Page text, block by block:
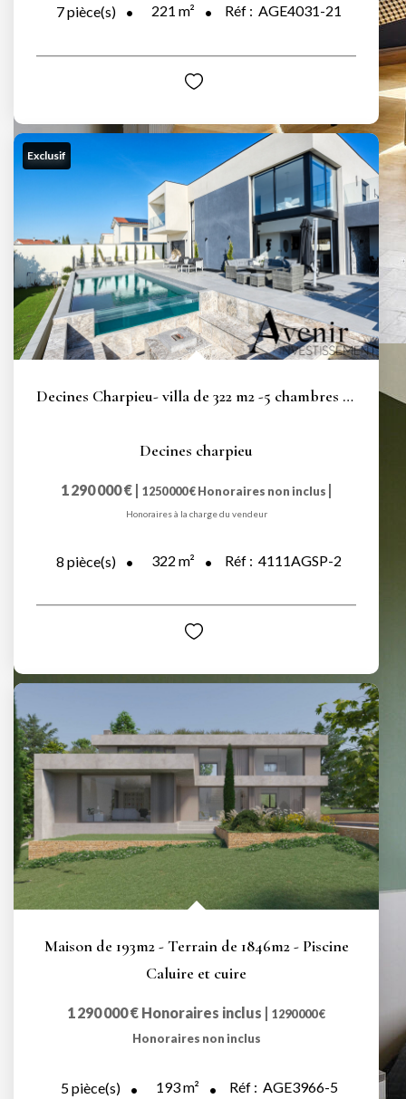
7pièce(s) 221 m² Réf : AGE4031-21
Exclusif
Decines Charpieu- villa de 322 m2 -5 chambres - piscine
Decines charpieu
1 290 000 € 1 250 000 €Honoraires non inclus
Honoraires à la charge du vendeur
8 pièce(s) 322 m² Réf : 4111AGSP-2
Maison de 193m2 - Terrain de 1846m2 - Piscine
Caluire et cuire
1 290 000 € Honoraires inclus | 1 290 000 €
Honoraires non inclus
5pièce(s) 193m² Réf : AGE3966-5